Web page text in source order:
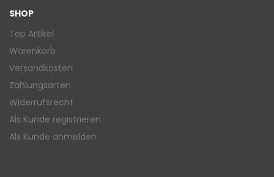
SHOP
Top Artikel
Warenkorb
Versandkosten
Zahlungsarten
Widerrufsrecht
Als Kunde registrieren
Als Kunde anmelden